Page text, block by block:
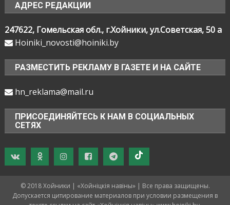
АДРЕС РЕДАКЦИИ
247622, Гомельская обл., г.Хойники, ул.Советская, 50 а
Hoiniki_novosti@hoiniki.by
РАЗМЕСТИТЬ РЕКЛАМУ В ГАЗЕТЕ И НА САЙТЕ
hn_reklama@mail.ru
ПРИСОЕДИНЯЙТЕСЬ К НАМ В СОЦИАЛЬНЫХ
СЕТЯХ
© 2018 Хойники | «Хойнiцкiя навiны» | Все права защищены.
Допускается цитирование материалов при условии размещения в